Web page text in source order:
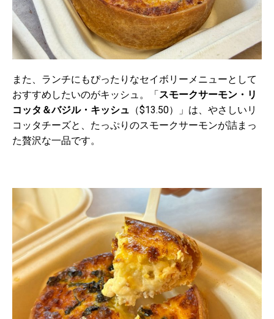
また、ランチにもぴったりなセイボリーメニューとして
おすすめしたいのがキッシュ。「スモークサーモン・リ
コッタ＆バジル・キッシュ （$13.50）」は、やさしいリ
コッタチーズと、たっぷりのスモークサーモンが詰まっ
た贅沢な一品です。